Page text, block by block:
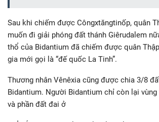
Sau khi chiếm được Côngxtăngtinốp, quân
muốn đi giải phóng đất thánh Giêrudalem
thổ của Bidantium đã chiếm được quân
gia mới gọi là “đế quốc La Tinh”.
Thương nhân Vênêxia cũng được chia 3/8
Bidantium. Người Bidantium chỉ còn lại
và phần đất đai ở